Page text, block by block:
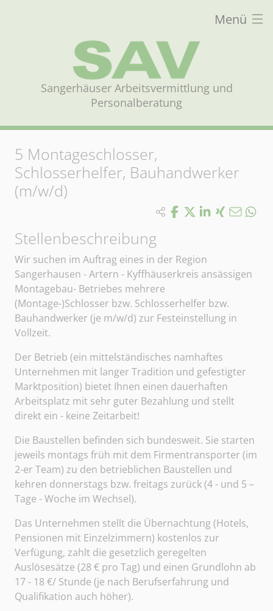
Menü
Sangerhäuser Arbeitsvermittlung und
Personalberatung
5 Montageschlosser,
Schlosserhelfer, Bauhandwerker
(m/w/d)
Stellenbeschreibung
Wir suchen im Auftrag eines in der Region
Sangerhausen - Artern - Kyffhäuserkreis ansässigen
Montagebau- Betriebes mehrere
(Montage-)Schlosser bzw. Schlosserhelfer bzw.
Bauhandwerker (je m/w/d) zur Festeinstellung in
Vollzeit.
Der Betrieb (ein mittelständisches namhaftes
Unternehmen mit langer Tradition und gefestigter
Marktposition) bietet Ihnen einen dauerhaften
Arbeitsplatz mit sehr guter Bezahlung und stellt
direkt ein - keine Zeitarbeit!
Die Baustellen befinden sich bundesweit. Sie starten
jeweils montags früh mit dem Firmentransporter (im
2-er Team) zu den betrieblichen Baustellen und
kehren donnerstags bzw. freitags zurück (4 - und 5 –
Tage - Woche im Wechsel).
Das Unternehmen stellt die Übernachtung (Hotels,
Pensionen mit Einzelzimmern) kostenlos zur
Verfügung, zahlt die gesetzlich geregelten
Auslösesätze (28 € pro Tag) und einen Grundlohn ab
17 - 18 €/ Stunde (je nach Berufserfahrung und
Qualifikation auch höher).